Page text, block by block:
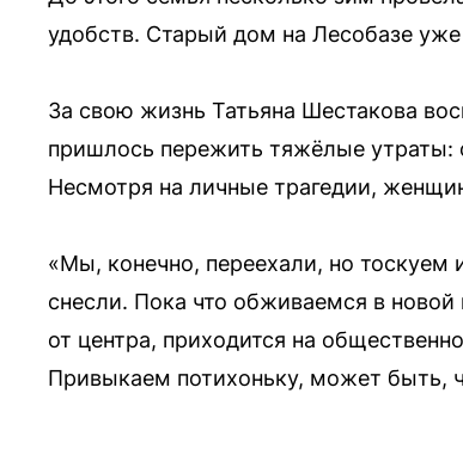
удобств. Старый дом на Лесобазе
За свою жизнь Татьяна Шестакова
пришлось пережить тяжёлые утраты:
Несмотря на личные трагедии,
«Мы, конечно, переехали, но
снесли. Пока что обживаемся в
от центра, приходится на
Привыкаем потихоньку, может быть,